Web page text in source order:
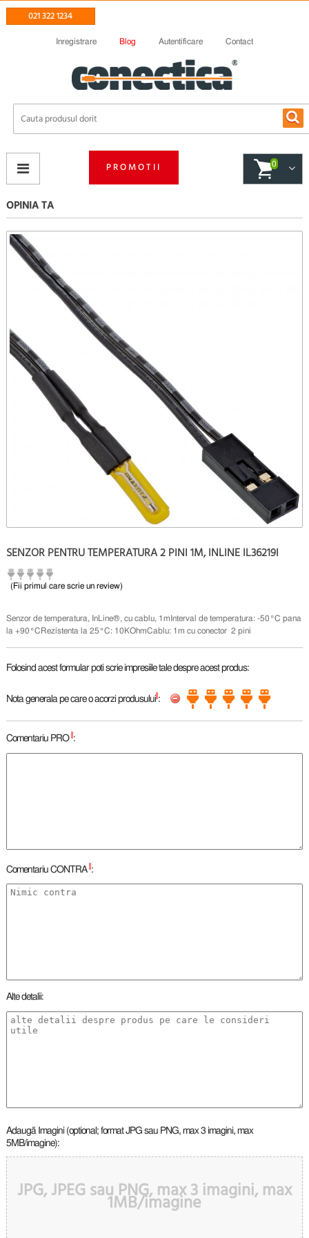
021 322 1234
Inregistrare Blog Autentificare Contact
PROMOTII 0
OPINIA TA
SENZOR PENTRU TEMPERATURA 2 PINI 1M, INLINE IL36219I
(Fii primul care scrie un review)
Senzor de temperatura, InLine®, cu cablu, 1mInterval de temperatura: -50°C pana
la +90°CRezistenta la 25°C: 10KOhmCablu: 1m cu conector 2 pini
Folosind acest formular poti scrie impresiile tale despre acest produs:
Nota generala pe care o acorzi produsului* :
Comentariu PRO :
Comentariu CONTRA :
Alte detalii:
Adaugă Imagini (optional; format JPG sau PNG, max 3 imagini, max
5MB/imagine):
JPG, JPEG sau PNG, max 3 imagini, max
1MB/imagine